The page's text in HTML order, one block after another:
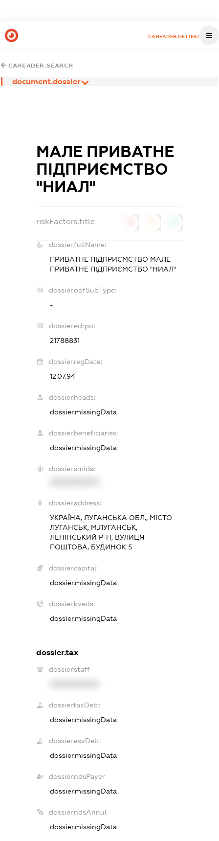
CAHEADER.GETTEST
CAHEADER.SEARCH
document.dossier
МАЛЕ ПРИВАТНЕ
ПІДПРИЄМСТВО
"НИАЛ"
riskFactors.title
dossier.fullName:
ПРИВАТНЕ ПІДПРИЄМСТВО МАЛЕ
ПРИВАТНЕ ПІДПРИЄМСТВО "НИАЛ"
dossier.opfSubType:
-
dossier.edrpo:
21788831
dossier.regDate:
12.07.94
dossier.heads:
dossier.missingData
dossier.beneficiaries:
dossier.missingData
dossier.smida:
dossier.address:
УКРАЇНА, ЛУГАНСЬКА ОБЛ., МІСТО
ЛУГАНСЬК, М.ЛУГАНСЬК,
ЛЕНІНСЬКИЙ Р-Н, ВУЛИЦЯ
ПОШТОВА, БУДИНОК 5
dossier.capital:
dossier.missingData
dossier.kveds:
dossier.missingData
dossier.tax
dossier.staff
dossier.taxDebt
dossier.missingData
dossier.esvDebt
dossier.missingData
dossier.ndsPayer
dossier.missingData
dossier.ndsAnnul
dossier.missingData